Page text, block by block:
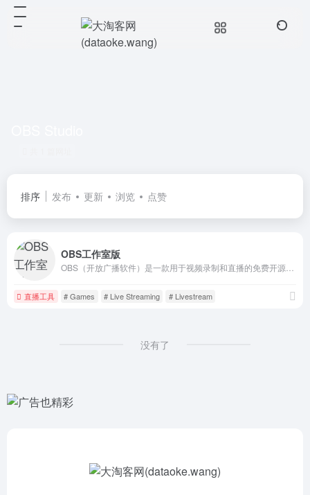
排序 发布 更新 浏览 点赞
OBS工作室版
直播工具 # Games # Live Streaming # Livestream
没有了